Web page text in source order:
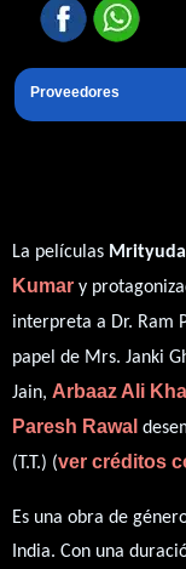
Proveedores
La películas
Kumar y
interpreta a Dr. Ram
papel de Mrs. Janki
Jain, Arbaaz Ali
Paresh Rawal
(T.T.) (ver créditos
Es una obra de
India. Con una